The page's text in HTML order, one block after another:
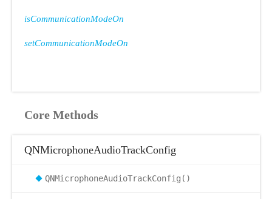
isCommunicationModeOn
setCommunicationModeOn
Core Methods
QNMicrophoneAudioTrackConfig
QNMicrophoneAudioTrackConfig()